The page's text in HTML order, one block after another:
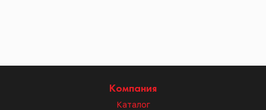
Компания
Каталог